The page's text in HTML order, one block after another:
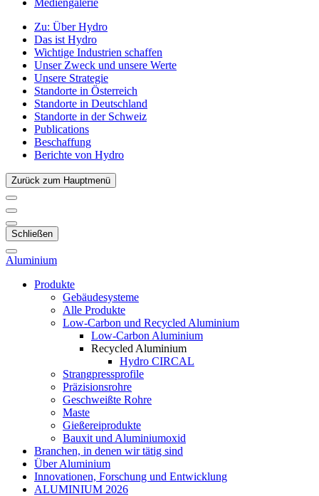
Mediengalerie
Zu: Über Hydro
Das ist Hydro
Wichtige Industrien schaffen
Unser Zweck und unsere Werte
Unsere Strategie
Standorte in Österreich
Standorte in Deutschland
Standorte in der Schweiz
Publications
Beschaffung
Berichte von Hydro
Zurück zum Hauptmenü
Schließen
Aluminium
Produkte
Gebäudesysteme
Alle Produkte
Low-Carbon und Recycled Aluminium
Low-Carbon Aluminium
Recycled Aluminium
Hydro CIRCAL
Strangpressprofile
Präzisionsrohre
Geschweißte Rohre
Maste
Gießereiprodukte
Bauxit und Aluminiumoxid
Branchen, in denen wir tätig sind
Über Aluminium
Innovationen, Forschung und Entwicklung
ALUMINIUM 2026